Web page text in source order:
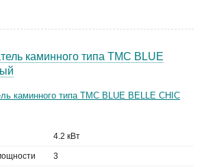
каминного типа TMC BLUE
4.2 кВт
3